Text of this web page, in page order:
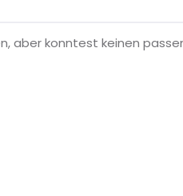
aber konntest keinen